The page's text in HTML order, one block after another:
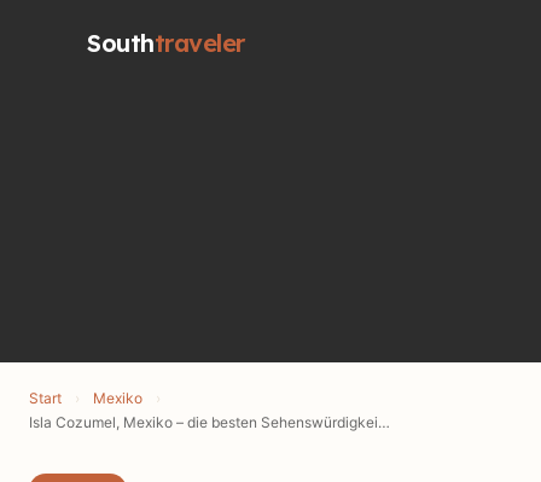
Southtraveler
Start › Mexiko
›
Isla Cozumel, Mexiko – die besten Sehenswürdigkeiten & Tipps